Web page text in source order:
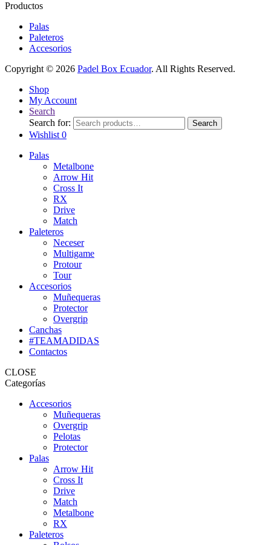
Productos
Palas
Paleteros
Accesorios
Copyright © 2026 Padel Box Ecuador. All Rights Reserved.
Shop
My Account
Search
Search for:
Search
Wishlist 0
Palas
Metalbone
Arrow Hit
Cross It
RX
Drive
Match
Paleteros
Neceser
Multigame
Protour
Tour
Accesorios
Muñequeras
Protector
Overgrip
Canchas
#TEAMADIDAS
Contactos
CLOSE
Categorías
Accesorios
Muñequeras
Overgrip
Pelotas
Protector
Palas
Arrow Hit
Cross It
Drive
Match
Metalbone
RX
Paleteros